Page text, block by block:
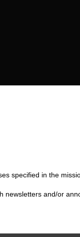
specified in the
newsletters and/or